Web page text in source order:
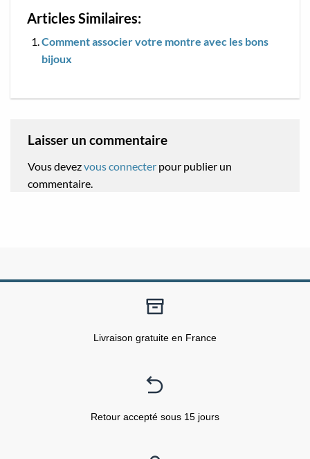
Articles Similaires:
Comment associer votre montre avec les bons
bijoux
Laisser un commentaire
Vous devezvous connecter pour publier un
commentaire.
Livraison gratuite en France
Retour accepté sous 15 jours